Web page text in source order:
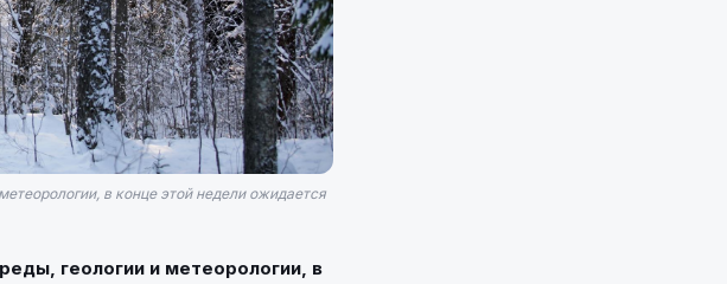
в конце этой недели ожидается
геологии и метеорологии, в